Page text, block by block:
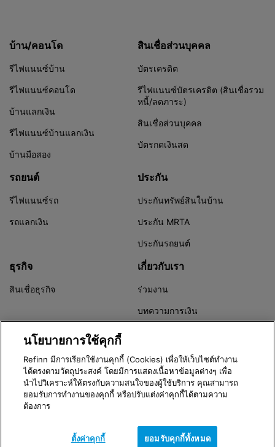
บ้าน/คอนโด
รีไฟแนนซ์บ้าน
รีไฟแนนซ์คอนโด
บ้านแลกเงิน
รีไฟแนนซ์บ้านแลกเงิน
บ้านมือสอง
สินเชื่อส่วนบุคคล
บัตรเครดิต
รีไฟแนนซ์บัตรเครดิต (สินเชื่อรวม
หนี้/ลดภาระ)
สินเชื่อส่วนบุคคล
บัตรกดเงินสด
รถยนต์
รีไฟแนนซ์รถ
รถแลกเงิน
ประกัน
ประกันทรัพย์สินในบ้าน
ประกัน MRTA
ประกันรถยนต์
ธุรกิจ
สินเชื่อธุรกิจ
เกี่ยวกับเรา
ร่วมงาน
บทความการเงิน
Version 3.8.0
© 2016 - 2026 Refinn | Xponential Enterprise Co,. Ltd.
นโยบายการใช้คุกกี้
Refinn มีการเรียกใช้งานคุกกี้ (Cookies) เพื่อให้เว็บไซต์ทำงาน
ได้ตรงตามวัตถุประสงค์ โดยมีการแสดงเนื้อหาข้อมูลต่างๆ เพื่อ
นำไปวิเคราะห์ให้ตรงกับความสนใจของผู้ใช้บริการ คุณสามารถ
ยอมรับการทำงานของคุกกี้ หรือปรับแต่งค่าคุกกี้ได้ตามความ
ต้องการ
ตั้งค่าคุกกี้ ยอมรับคุกกี้ทั้งหมด